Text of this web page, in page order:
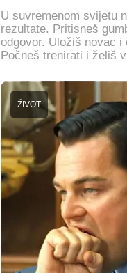
U suvremenom svijetu
rezultate. Pritisneš
odgovor. Uložiš novac i
Počneš trenirati i želiš
ŽIVOT